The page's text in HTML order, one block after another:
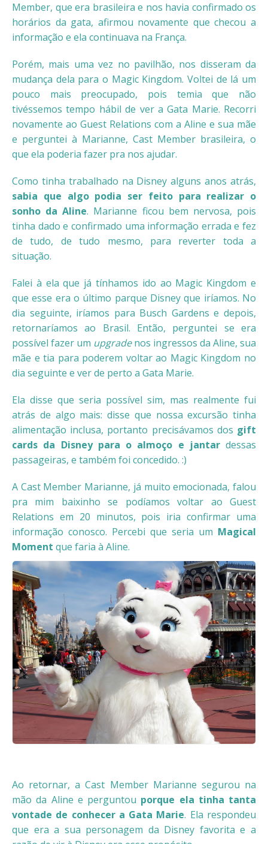
Member, que era brasileira e nos havia confirmado os
horários da gata, afirmou novamente que checou a
informação e ela continuava na França.
Porém, mais uma vez no pavilhão, nos disseram da
mudança dela para o Magic Kingdom. Voltei de lá um
pouco mais preocupado, pois temia que não
tivéssemos tempo hábil de ver a Gata Marie. Recorri
novamente ao Guest Relations com a Aline e sua mãe
e perguntei à Marianne, Cast Member brasileira, o
que ela poderia fazer pra nos ajudar.
Como tinha trabalhado na Disney alguns anos atrás,
sabia que algo podia ser feito para realizar o
sonho da Aline. Marianne ficou bem nervosa, pois
tinha dado e confirmado uma informação errada e fez
de tudo, de tudo mesmo, para reverter toda a
situação.
Falei à ela que já tínhamos ido ao Magic Kingdom e
que esse era o último parque Disney que iríamos. No
dia seguinte, iríamos para Busch Gardens e depois,
retornaríamos ao Brasil. Então, perguntei se era
possível fazer um upgradenos ingressos da Aline, sua
mãe e tia para poderem voltar ao Magic Kingdom no
dia seguinte e ver de perto a Gata Marie.
Ela disse que seria possível sim, mas realmente fui
atrás de algo mais: disse que nossa excursão tinha
alimentação inclusa, portanto precisávamos dos gift
cards da Disney para o almoço e jantardessas
passageiras, e também foi concedido. :)
A Cast Member Marianne, já muito emocionada, falou
pra mim baixinho se podíamos voltar ao Guest
Relations em 20 minutos, pois iria confirmar uma
informação conosco. Percebi que seria um Magical
Moment que faria à Aline.
Ao retornar, a Cast Member Marianne segurou na
mão da Aline e perguntou porque ela tinha tanta
vontade de conhecer a Gata Marie. Ela respondeu
que era a sua personagem da Disney favorita e a